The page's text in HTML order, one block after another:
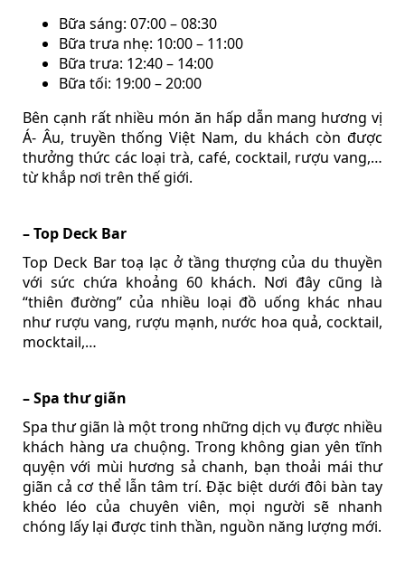
Bữa sáng: 07:00 – 08:30
Bữa trưa nhẹ: 10:00 – 11:00
Bữa trưa: 12:40 – 14:00
Bữa tối: 19:00 – 20:00
Bên cạnh rất nhiều món ăn hấp dẫn mang hương vị
Á- Âu, truyền thống Việt Nam, du khách còn được
thưởng thức các loại trà, café, cocktail, rượu vang,…
từ khắp nơi trên thế giới.
– Top Deck Bar
Top Deck Bar toạ lạc ở tầng thượng của du thuyền
với sức chứa khoảng 60 khách. Nơi đây cũng là
“thiên đường” của nhiều loại đồ uống khác nhau
như rượu vang, rượu mạnh, nước hoa quả, cocktail,
mocktail,…
– Spa thư giãn
Spa thư giãn là một trong những dịch vụ được nhiều
khách hàng ưa chuộng. Trong không gian yên tĩnh
quyện với mùi hương sả chanh, bạn thoải mái thư
giãn cả cơ thể lẫn tâm trí. Đặc biệt dưới đôi bàn tay
khéo léo của chuyên viên, mọi người sẽ nhanh
chóng lấy lại được tinh thần, nguồn năng lượng mới.